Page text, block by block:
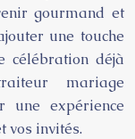
gourmand et
une touche
célébration déjà
mariage
une expérience
vos invités.